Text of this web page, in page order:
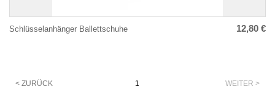
Schlüsselanhänger Ballettschuhe 12,80 €
< ZURÜCK 1 WEITER >